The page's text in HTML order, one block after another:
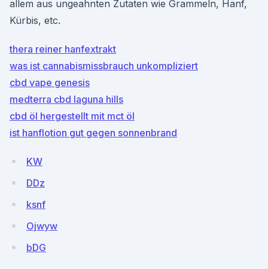
allem aus ungeahnten Zutaten wie Grammeln, Hanf,
Kürbis, etc.
thera reiner hanfextrakt
was ist cannabismissbrauch unkompliziert
cbd vape genesis
medterra cbd laguna hills
cbd öl hergestellt mit mct öl
ist hanflotion gut gegen sonnenbrand
KW
DDz
ksnf
Ojwyw
bDG